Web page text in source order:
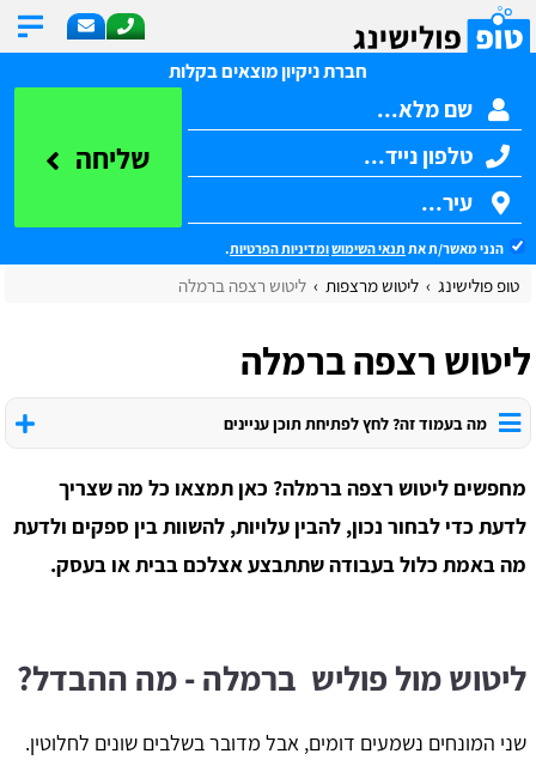
חברת ניקיון מוצאים בקלות
שליחה
הנני מאשר/ת את תנאי השימושומדיניות הפרטיות.
טופ פולישינג ליטוש מרצפות ליטוש רצפה ברמלה
ליטוש רצפה ברמלה
מה בעמוד זה? לחץ לפתיחת תוכן עניינים
מחפשים ליטוש רצפה ברמלה? כאן תמצאו כל מה שצריך
לדעת כדי לבחור נכון, להבין עלויות, להשוות בין ספקים ולדעת
מה באמת כלול בעבודה שתתבצע אצלכם בבית או בעסק.
ליטוש מול פוליש ברמלה - מה ההבדל?
שני המונחים נשמעים דומים, אבל מדובר בשלבים שונים לחלוטין.